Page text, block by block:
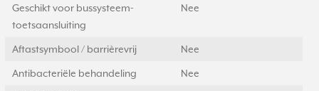
Geschikt voor bussysteem-
toetsaansluiting
Nee
Aftastsymbool / barrièrevrij Nee
Antibacteriële behandeling Nee